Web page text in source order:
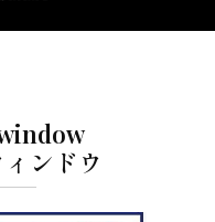
ンドウ